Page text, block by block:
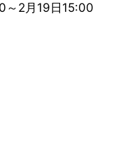
～2月19日15:00